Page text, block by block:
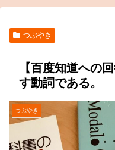
つぶやき
【百度知道への
す動詞である。
つぶやき